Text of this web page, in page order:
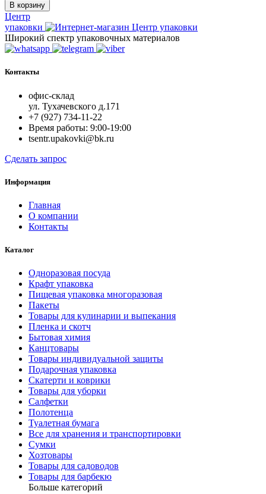
В корзину
Центр
упаковки
Широкий спектр упаковочных материалов
Контакты
офис-склад
ул. Тухачевского д.171
+7 (927) 734-11-22
Время работы: 9:00-19:00
tsentr.upakovki@bk.ru
Сделать запрос
Информация
Главная
О компании
Контакты
Каталог
Одноразовая посуда
Крафт упаковка
Пищевая упаковка многоразовая
Пакеты
Товары для кулинарии и выпекания
Пленка и скотч
Бытовая химия
Канцтовары
Товары индивидуальной защиты
Подарочная упаковка
Скатерти и коврики
Товары для уборки
Салфетки
Полотенца
Туалетная бумага
Все для хранения и транспортировки
Сумки
Хозтовары
Товары для садоводов
Товары для барбекю
Больше категорий